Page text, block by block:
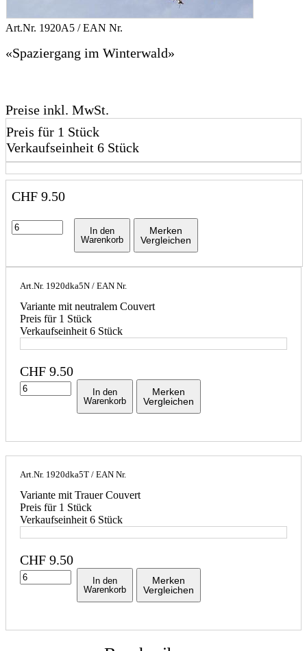
Art.Nr. 1920A5 / EAN Nr.
«Spaziergang im Winterwald»
Preise inkl. MwSt.
Preis für 1 Stück
Verkaufseinheit 6 Stück
CHF 9.50
In den
Warenkorb
Merken
Vergleichen
Art.Nr. 1920dka5N / EAN Nr.
Variante mit neutralem Couvert
Preis für 1 Stück
Verkaufseinheit 6 Stück
CHF 9.50
In den
Warenkorb
Merken
Vergleichen
Art.Nr. 1920dka5T / EAN Nr.
Variante mit Trauer Couvert
Preis für 1 Stück
Verkaufseinheit 6 Stück
CHF 9.50
In den
Warenkorb
Merken
Vergleichen